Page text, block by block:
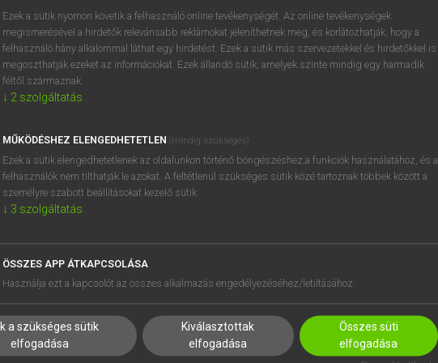
BELÉPÉS
próbaverziójának elindításához
regisztrálok ésbelépek.
REGISZTRÁCIÓ
SÚGÓ
RÓLUNK
SÜTI BEÁLLÍTÁSOK
Ezek a sütik nyomon követik a felhasználó online tevékenységét. Az online tevékenységek
megismerésével a hirdetők relevánsabb reklámokat jeleníthetnek meg, és korlátozhatják, hogy a
felhasználó hány alkalommal láthat egy hirdetést. Ezek a sütik más szervezetekkel és hirdetőkkel is
megoszthatják ezeket az információkat. Ezek állandó sütik, amelyek szinte mindig egy harmadik
féltől származnak.
↓ 2 szolgáltatás
MŰKÖDÉSHEZ ELENGEDHETETLEN (mindig szükséges)
Ezek a sütik elengedhetetlenek az oldalunkon történő böngészéshez,a funkciók használatához, és a
felhasználók nem tilthatják le azokat. A feltétlenül szükséges sütik közé tartoznak többek között a
személyre szabott beállításokat kezelő sütik.
↓ 3 szolgáltatás
ÖSSZES APP ÁTKAPCSOLÁSA
Használja ezt a kapcsolót az összes alkalmazás engedélyezéséhez/letiltásához.
a szükséges sütik
elfogadása
Kiválasztottak
elfogadása
Összes süti
elfogadása